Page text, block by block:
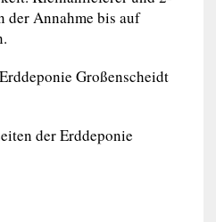
der Annahme bis auf
Großenscheidt
der Erddeponie